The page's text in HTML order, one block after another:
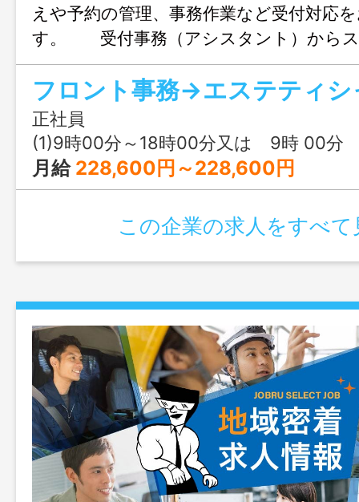
えや予約の管理、事務作業など受付対応
す。 受付事務（アシスタント）からス
くゆくはエステティ シャンの業務もお
っております！ サロンの顔として、笑
迎えてあげてくださいね。 ＊業務内容
更なし ※応募の際は、ハローワークの紹
ります。
正社員
(1)9時00分～18時00分又は 9時 00分 ～ 20時 00
月給 228,600円～228,600円
この企業の求人をすべて